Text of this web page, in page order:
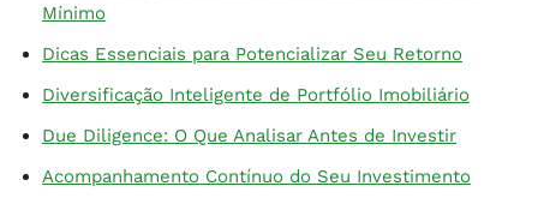
Mínimo
Dicas Essenciais para Potencializar Seu Retorno
Diversificação Inteligente de Portfólio Imobiliário
Due Diligence: O Que Analisar Antes de Investir
Acompanhamento Contínuo do Seu Investimento